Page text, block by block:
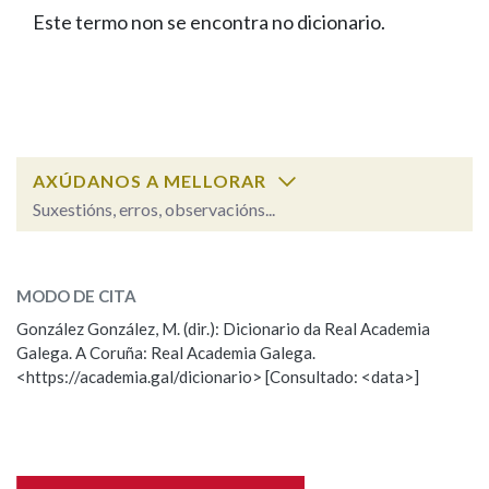
FIGURAS HOMENAXEADAS
PORTAL DAS PALABRAS
Facebook
TwitterYoutubeInstagram
Bluesky
BUSCAR NOS LEMAS
Remata por
BUSCAR NO CONTIDO
Nas definicións
Este termo non se encontra no dicionario.
AXÚDANOS A MELLORAR
Suxestións, erros, observacións...
Observación
Nome
MODO DE CITA
González González, M. (dir.): Dicionario da Real Academia
Galega. A Coruña: Real Academia Galega.
<https://academia.gal/dicionario> [Consultado: <data>]